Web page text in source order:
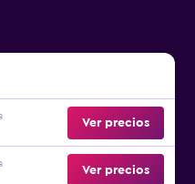
Ver precios
Ver precios